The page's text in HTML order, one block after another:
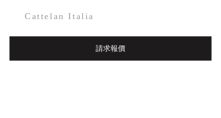
Cattelan Italia